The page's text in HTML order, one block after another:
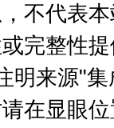
不代表
完整性
明来源"
在显眼